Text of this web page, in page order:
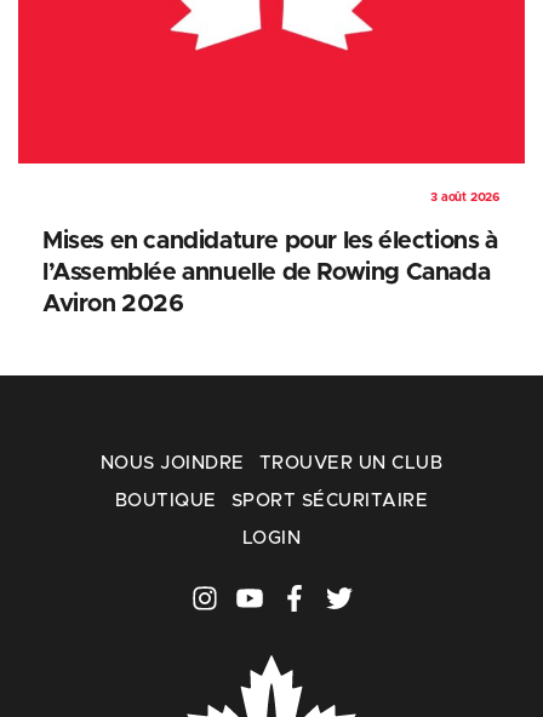
3 août 2026
Mises en candidature pour les élections à
l’Assemblée annuelle de Rowing Canada
Aviron 2026
NOUS JOINDRE TROUVER UN CLUB
BOUTIQUE SPORT SÉCURITAIRE
LOGIN